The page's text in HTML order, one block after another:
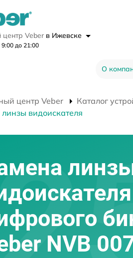
Veber в Ижевске
до 21:00
О
центр Veber Каталог
видоискателя
NVB